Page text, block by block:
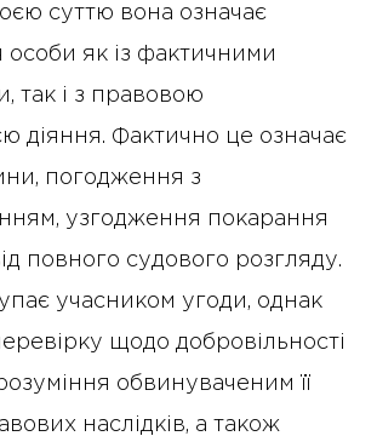
суттю вона означає
як із фактичними
так і з правовою
діяння. Фактично це означає
погодження з
узгодження покарання
повного судового розгляду.
учасником угоди, однак
щодо добровільності
обвинуваченим її
наслідків, а також